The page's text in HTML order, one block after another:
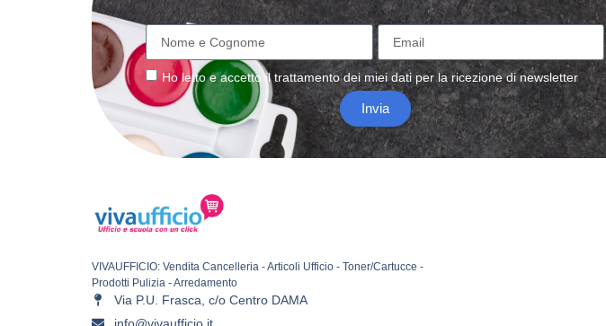
Ho letto e accetto iltrattamentodei miei dati per la ricezione di newsletter
Invia
VIVAUFFICIO: Vendita Cancelleria - Articoli Ufficio - Toner/Cartucce -
Prodotti Pulizia - Arredamento
Via P.U. Frasca, c/o Centro DAMA